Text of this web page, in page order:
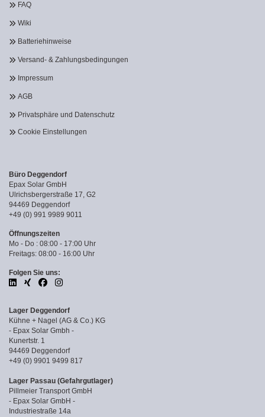
FAQ
Wiki
Batteriehinweise
Versand- & Zahlungsbedingungen
Impressum
AGB
Privatsphäre und Datenschutz
Cookie Einstellungen
Büro Deggendorf
Epax Solar GmbH
Ulrichsbergerstraße 17, G2
94469 Deggendorf
+49 (0) 991 9989 9011
Öffnungszeiten
Mo - Do : 08:00 - 17:00 Uhr
Freitags: 08:00 - 16:00 Uhr
Folgen Sie uns:
Lager Deggendorf
Kühne + Nagel (AG & Co.) KG
- Epax Solar Gmbh -
Kunertstr. 1
94469 Deggendorf
+49 (0) 9901 9499 817
Lager Passau (Gefahrgutlager)
Pillmeier Transport GmbH
- Epax Solar GmbH -
Industriestraße 14a